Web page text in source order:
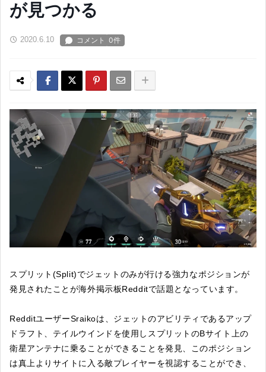
が見つかる
2020.6.10
スプリット(Split)でジェットのみが行ける強力なポジションが
発見されたことが海外掲示板Redditで話題となっています。
RedditユーザーSraikoは、ジェットのアビリティであるアップ
ドラフト、テイルウインドを使用しスプリットのBサイト上の
衛星アンテナに乗ることができることを発見、このポジション
は真上よりサイトに入る敵プレイヤーを視認することができ、